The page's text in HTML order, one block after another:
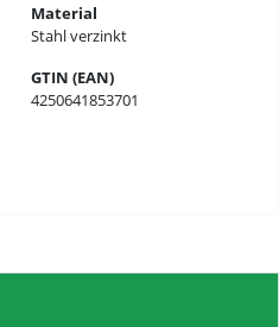
Material
Stahl verzinkt
GTIN (EAN)
4250641853701